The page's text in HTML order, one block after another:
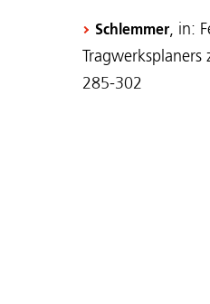
Schlemmer, in:
285-302